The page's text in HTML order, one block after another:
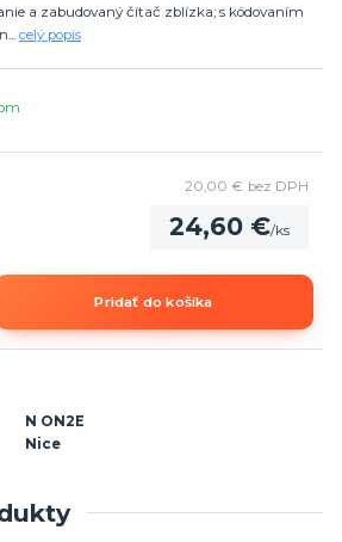
a zabudovaný čítač zblízka; s kódovaním
celý popis
24,60 €/ks
20,00 € bez DPH
Pridať do košíka
N ON2E
Nice